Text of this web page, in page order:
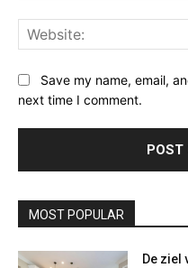
Save my name, email,
next time I comment.
MOST POPULAR
De ziel